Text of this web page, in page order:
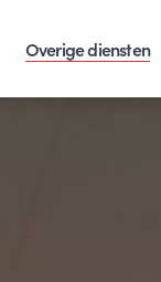
Overige diensten